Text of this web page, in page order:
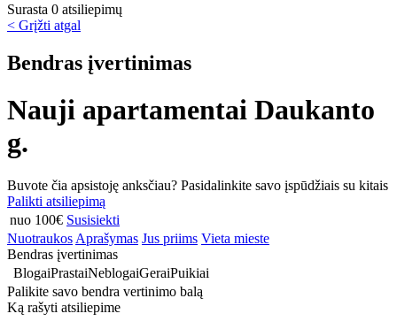
Surasta 0 atsiliepimų
< Grįžti atgal
Bendras įvertinimas
Nauji apartamentai Daukanto
g.
Buvote čia apsistoję anksčiau? Pasidalinkite savo įspūdžiais su kitais
Palikti atsiliepimą
nuo 100€ Susisiekti
NuotraukosAprašymas Jus priims Vieta mieste
Bendras įvertinimas
BlogaiPrastaiNeblogaiGeraiPuikiai
Palikite savo bendra vertinimo balą
Ką rašyti atsiliepime